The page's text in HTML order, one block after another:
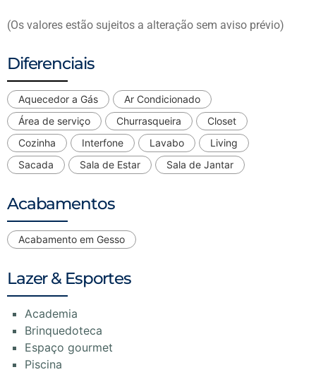
(Os valores estão sujeitos a alteração sem aviso prévio)
Diferenciais
Aquecedor a Gás
Ar Condicionado
Área de serviço
Churrasqueira
Closet
Cozinha
Interfone Lavabo
Living
Sacada
Sala de Estar Sala de Jantar
Acabamentos
Acabamento em Gesso
Lazer & Esportes
Academia
Brinquedoteca
Espaço gourmet
Piscina